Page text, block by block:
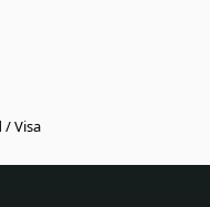
/ Visa